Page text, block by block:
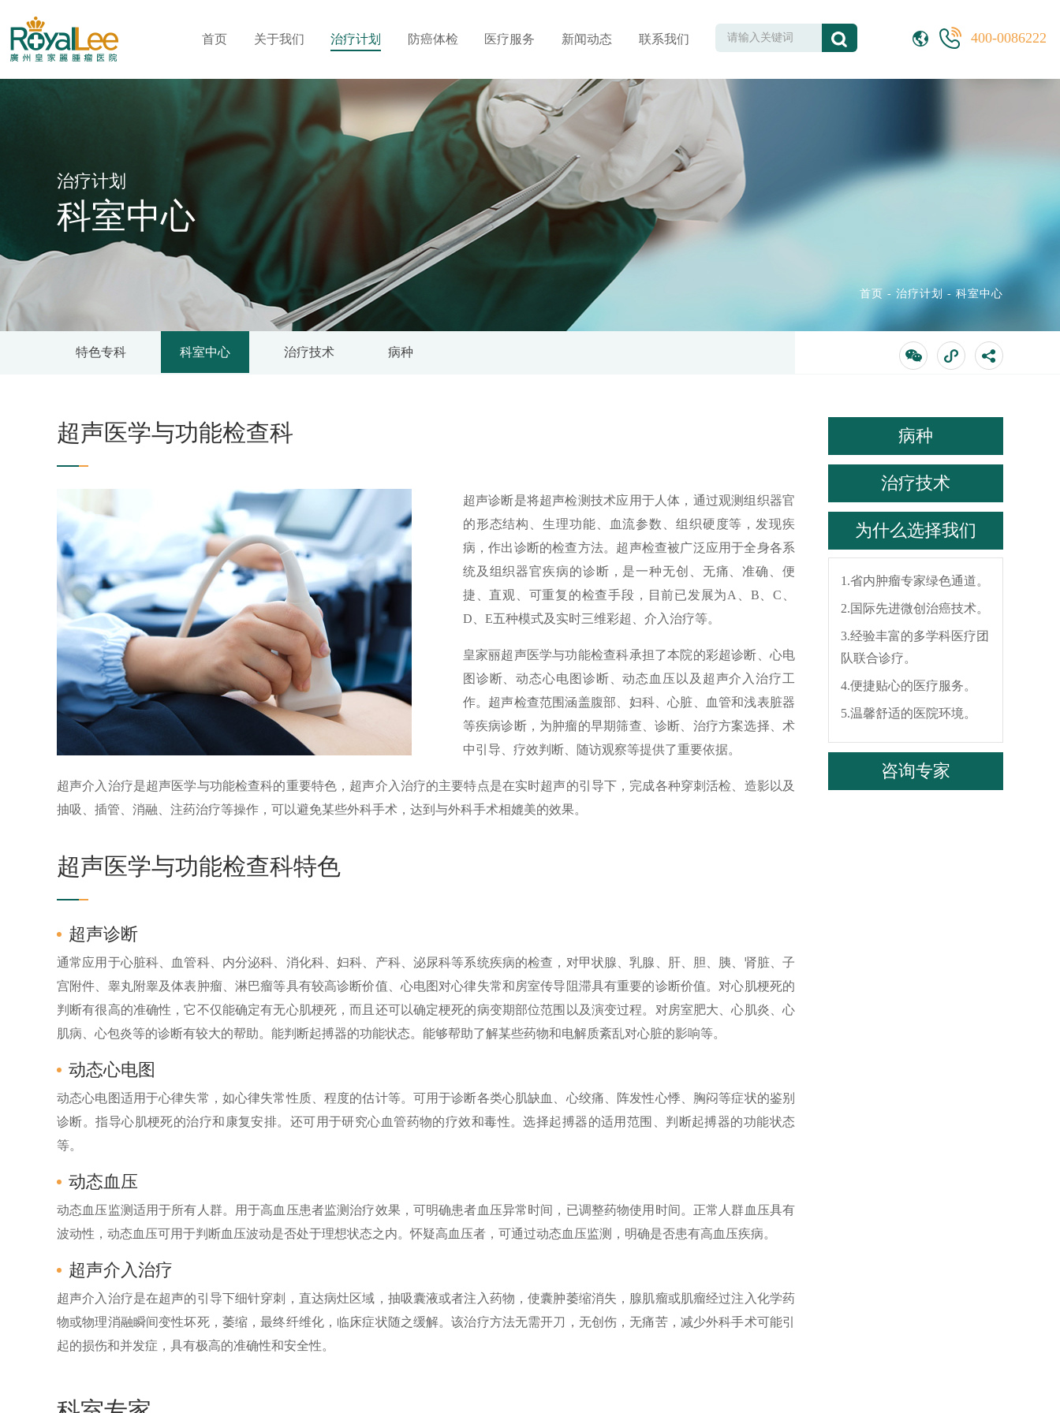
首页 关于我们 治疗计划 防癌体检 医疗服务 新闻动态 联系我们 400-0086222
治疗计划
科室中心
首页 - 治疗计划 - 科室中心
特色专科 科室中心 治疗技术 病种
超声医学与功能检查科
超声诊断是将超声检测技术应用于人体，通过观测组织器官
的形态结构、生理功能、血流参数、组织硬度等，发现疾
病，作出诊断的检查方法。超声检查被广泛应用于全身各系
统及组织器官疾病的诊断，是一种无创、无痛、准确、便
捷、直观、可重复的检查手段，目前已发展为A、B、C、
D、E五种模式及实时三维彩超、介入治疗等。
皇家丽超声医学与功能检查科承担了本院的彩超诊断、心电
图诊断、动态心电图诊断、动态血压以及超声介入治疗工
作。超声检查范围涵盖腹部、妇科、心脏、血管和浅表脏器
等疾病诊断，为肿瘤的早期筛查、诊断、治疗方案选择、术
中引导、疗效判断、随访观察等提供了重要依据。
超声介入治疗是超声医学与功能检查科的重要特色，超声介入治疗的主要特点是在实时超声的引导下，完成各种穿刺活检、造影以及
抽吸、插管、消融、注药治疗等操作，可以避免某些外科手术，达到与外科手术相媲美的效果。
超声医学与功能检查科特色
超声诊断
通常应用于心脏科、血管科、内分泌科、消化科、妇科、产科、泌尿科等系统疾病的检查，对甲状腺、乳腺、肝、胆、胰、肾脏、子
宫附件、睾丸附睾及体表肿瘤、淋巴瘤等具有较高诊断价值、心电图对心律失常和房室传导阻滞具有重要的诊断价值。对心肌梗死的
判断有很高的准确性，它不仅能确定有无心肌梗死，而且还可以确定梗死的病变期部位范围以及演变过程。对房室肥大、心肌炎、心
肌病、心包炎等的诊断有较大的帮助。能判断起搏器的功能状态。能够帮助了解某些药物和电解质紊乱对心脏的影响等。
动态心电图
动态心电图适用于心律失常，如心律失常性质、程度的估计等。可用于诊断各类心肌缺血、心绞痛、阵发性心悸、胸闷等症状的鉴别
诊断。指导心肌梗死的治疗和康复安排。还可用于研究心血管药物的疗效和毒性。选择起搏器的适用范围、判断起搏器的功能状态
等。
动态血压
动态血压监测适用于所有人群。用于高血压患者监测治疗效果，可明确患者血压异常时间，已调整药物使用时间。正常人群血压具有
波动性，动态血压可用于判断血压波动是否处于理想状态之内。怀疑高血压者，可通过动态血压监测，明确是否患有高血压疾病。
超声介入治疗
超声介入治疗是在超声的引导下细针穿刺，直达病灶区域，抽吸囊液或者注入药物，使囊肿萎缩消失，腺肌瘤或肌瘤经过注入化学药
物或物理消融瞬间变性坏死，萎缩，最终纤维化，临床症状随之缓解。该治疗方法无需开刀，无创伤，无痛苦，减少外科手术可能引
起的损伤和并发症，具有极高的准确性和安全性。
病种
治疗技术
为什么选择我们
1.省内肿瘤专家绿色通道。
2.国际先进微创治癌技术。
3.经验丰富的多学科医疗团
队联合诊疗。
4.便捷贴心的医疗服务。
5.温馨舒适的医院环境。
咨询专家